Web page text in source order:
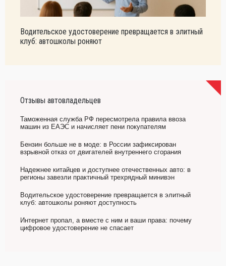
Водительское удостоверение превращается в элитный
клуб: автошколы роняют
Отзывы автовладельцев
Таможенная служба РФ пересмотрела правила ввоза
машин из ЕАЭС и начисляет пени покупателям
Бензин больше не в моде: в России зафиксирован
взрывной отказ от двигателей внутреннего сгорания
Надежнее китайцев и доступнее отечественных авто: в
регионы завезли практичный трехрядный минивэн
Водительское удостоверение превращается в элитный
клуб: автошколы роняют доступность
Интернет пропал, а вместе с ним и ваши права: почему
цифровое удостоверение не спасает